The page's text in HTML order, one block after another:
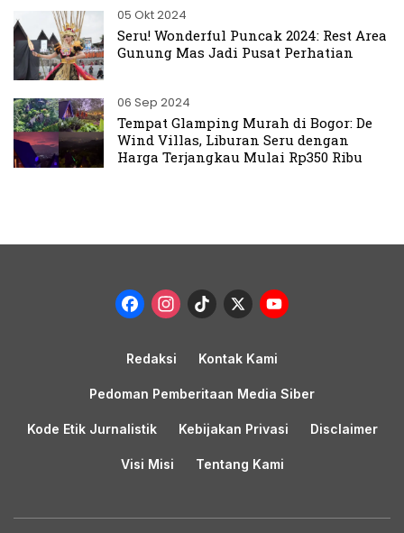
05 Okt 2024
Seru! Wonderful Puncak 2024: Rest Area
Gunung Mas Jadi Pusat Perhatian
06 Sep 2024
Tempat Glamping Murah di Bogor: De
Wind Villas, Liburan Seru dengan
Harga Terjangkau Mulai Rp350 Ribu
Facebook
Instagram
TikTok
X
Redaksi Kontak Kami
Pedoman Pemberitaan Media Siber
Kode Etik Jurnalistik Kebijakan Privasi Disclaimer
Visi Misi Tentang Kami